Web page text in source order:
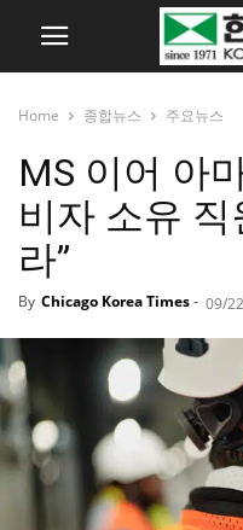
Home 종합뉴스 주요뉴스
MS 이어 아
비자 소유
라”
By Chicago Korea Times- 09/